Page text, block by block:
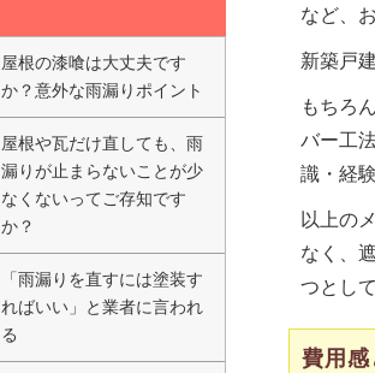
など、
新築戸
もちろ
バー工
識・経
以上の
なく、
つとし
費用感
屋根の漆喰は大丈夫です
か？意外な雨漏りポイント
屋根や瓦だけ直しても、雨
漏りが止まらないことが少
なくないってご存知です
か？
「雨漏りを直すには塗装す
ればいい」と業者に言われ
る